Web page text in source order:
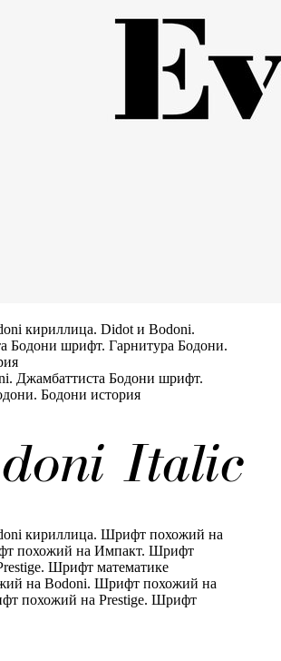
Джамбаттиста Бодони шрифт.
Бодони история
на Bodoni. Шрифт похожий на
похожий на Prestige. Шрифт